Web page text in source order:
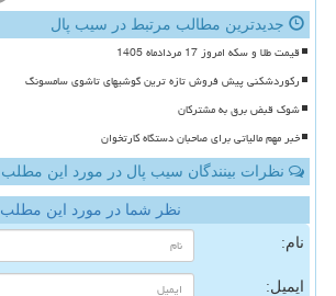
جدیدترین مطالب مرتبط در سیب پال
قیمت طلا و سکه امروز 17 مردادماه 1405
رکوردشکنی پیش فروش تازه ترین گوشیهای تاشوی سامسونگ
شوک قبض برق به مشترکان
خبر مهم مالیاتی برای صاحبان دستگاه کارتخوان
نظرات بینندگان سیب پال در مورد این مطلب
نظر شما در مورد این مطلب
نام:
ایمیل: